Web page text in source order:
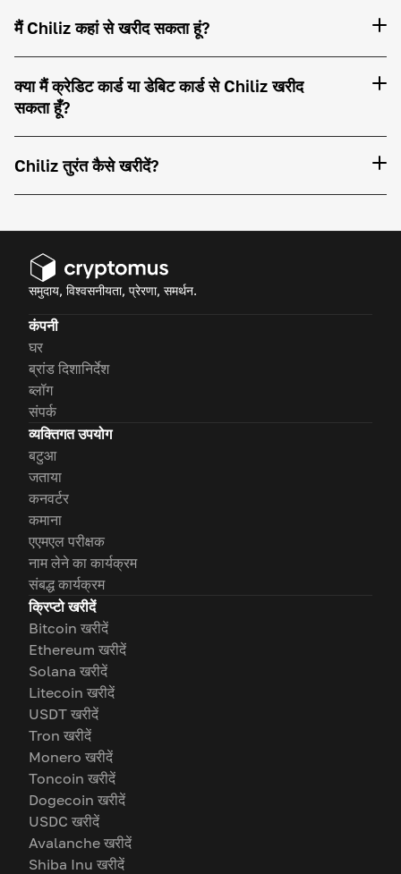
मैं Chiliz कहां से खरीद सकता हूं?
क्या मैं क्रेडिट कार्ड या डेबिट कार्ड से Chiliz खरीद
सकता हूँ?
Chiliz तुरंत कैसे खरीदें?
समुदाय, विश्वसनीयता, प्रेरणा, समर्थन.
कंपनी
घर
ब्रांड दिशानिर्देश
ब्लॉग
संपर्क
व्यक्तिगत उपयोग
बटुआ
जताया
कनवर्टर
कमाना
एएमएल परीक्षक
नाम लेने का कार्यक्रम
संबद्ध कार्यक्रम
क्रिप्टो खरीदें
Bitcoin खरीदें
Ethereum खरीदें
Solana खरीदें
Litecoin खरीदें
USDT खरीदें
Tron खरीदें
Monero खरीदें
Toncoin खरीदें
Dogecoin खरीदें
USDC खरीदें
Avalanche खरीदें
Shiba Inu खरीदें